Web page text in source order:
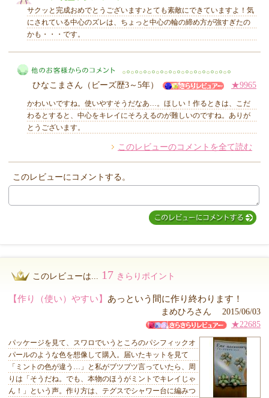
MIYUKI先生からのコメント
サクッと完成おめでとうございます♪とても素敵にできていますよ！気
にされている中心のズレは、ちょっと中心の輪の締め方が強すぎたの
かも・・・です。
他のお客様からのコメント
ひなこまさん（ビーズ歴3～5年） ★9965
かわいいですね。使いやすそうだなあ…。ほしい！作るときは、こだ
わるとすると、中心をキレイにそろえるのが難しいのですね。ありが
とうございます。
このレビューのコメントを全て読む
このレビューにコメントする。
このレビューは... 17 きらりポイント
【作り（使い）やすい】 あっという間に作り終わります！
まめひろさん 2015/06/03
★22685
パッケージを見て、スワロでいうところのパシフィックオ
パールのような色を想像して購入。届いたキットを見て
「ミントの色が違う…」と私がブツブツ言っていたら、周
りは「そうだね。でも、本物のほうがミントでキレイじゃ
ん！」という声。作り方は、テグスでシャワー台に編みつ